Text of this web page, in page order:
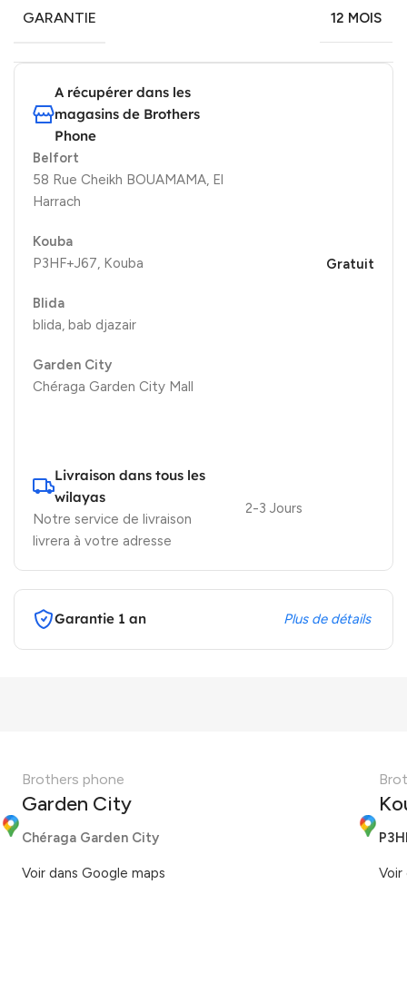
GARANTIE 12 MOIS
A récupérer dans les
magasins de Brothers
Phone
Belfort
58 Rue Cheikh BOUAMAMA, El
Harrach
Kouba
P3HF+J67, Kouba
Blida
blida, bab djazair
Garden City
Chéraga Garden City Mall
Gratuit
Livraison dans tous les
wilayas
Notre service de livraison
livrera à votre adresse
2-3 Jours
Garantie 1 an Plus de détails
Brothers phone
Garden City
Chéraga Garden City
Voir dans Google maps Voir